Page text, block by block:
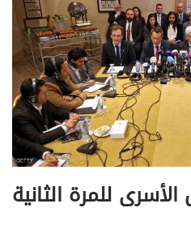
للمرة الثانية